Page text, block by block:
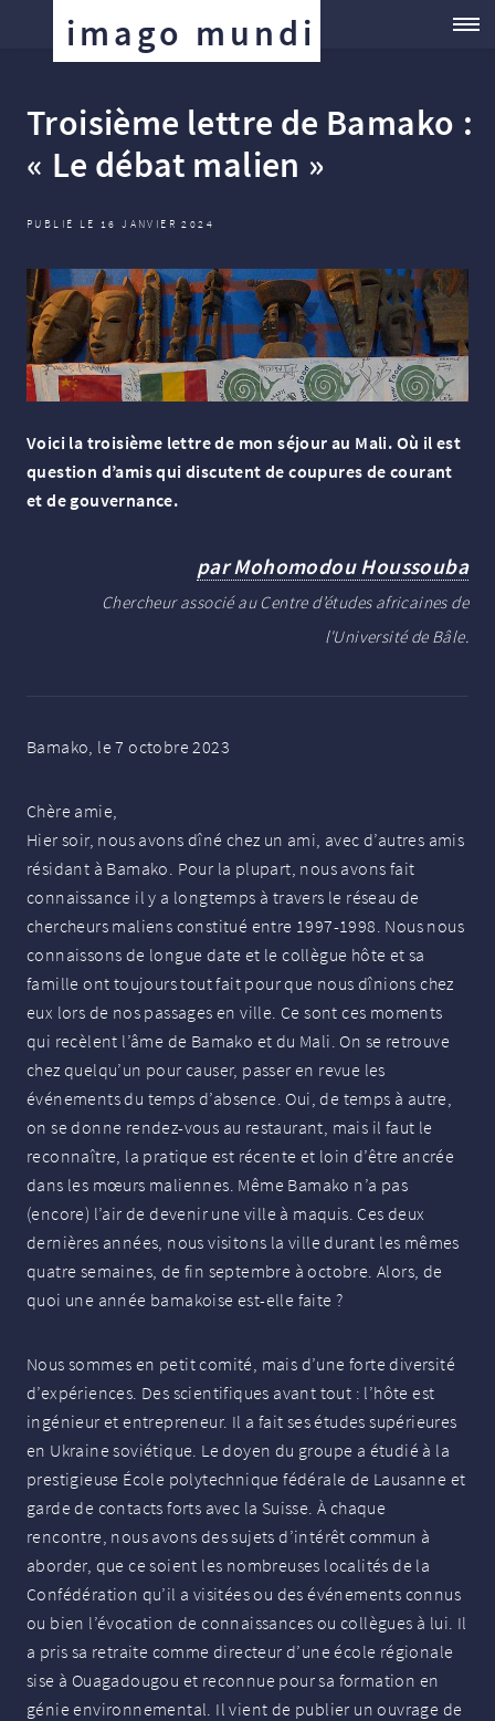
imago mundi
Troisième lettre de Bamako :
« Le débat malien »
PUBLIÉ LE 16 JANVIER 2024
Voici la troisième lettre de mon séjour au Mali. Où il est
question d’amis qui discutent de coupures de courant
et de gouvernance.
par Mohomodou Houssouba
Chercheur associé au Centre d’études africaines de
l'Université de Bâle.
Bamako, le 7 octobre 2023
Chère amie,
Hier soir, nous avons dîné chez un ami, avec d’autres amis
résidant à Bamako. Pour la plupart, nous avons fait
connaissance il y a longtemps à travers le réseau de
chercheurs maliens constitué entre 1997-1998. Nous nous
connaissons de longue date et le collègue hôte et sa
famille ont toujours tout fait pour que nous dînions chez
eux lors de nos passages en ville. Ce sont ces moments
qui recèlent l’âme de Bamako et du Mali. On se retrouve
chez quelqu’un pour causer, passer en revue les
événements du temps d’absence. Oui, de temps à autre,
on se donne rendez-vous au restaurant, mais il faut le
reconnaître, la pratique est récente et loin d’être ancrée
dans les mœurs maliennes. Même Bamako n’a pas
(encore) l’air de devenir une ville à maquis. Ces deux
dernières années, nous visitons la ville durant les mêmes
quatre semaines, de fin septembre à octobre. Alors, de
quoi une année bamakoise est-elle faite ?
Nous sommes en petit comité, mais d’une forte diversité
d’expériences. Des scientifiques avant tout : l’hôte est
ingénieur et entrepreneur. Il a fait ses études supérieures
en Ukraine soviétique. Le doyen du groupe a étudié à la
prestigieuse École polytechnique fédérale de Lausanne et
garde de contacts forts avec la Suisse. À chaque
rencontre, nous avons des sujets d’intérêt commun à
aborder, que ce soient les nombreuses localités de la
Confédération qu’il a visitées ou des événements connus
ou bien l’évocation de connaissances ou collègues à lui. Il
a pris sa retraite comme directeur d’une école régionale
sise à Ouagadougou et reconnue pour sa formation en
génie environnemental. Il vient de publier un ouvrage de